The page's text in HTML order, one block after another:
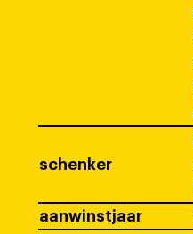
schenker
aanwinstjaar